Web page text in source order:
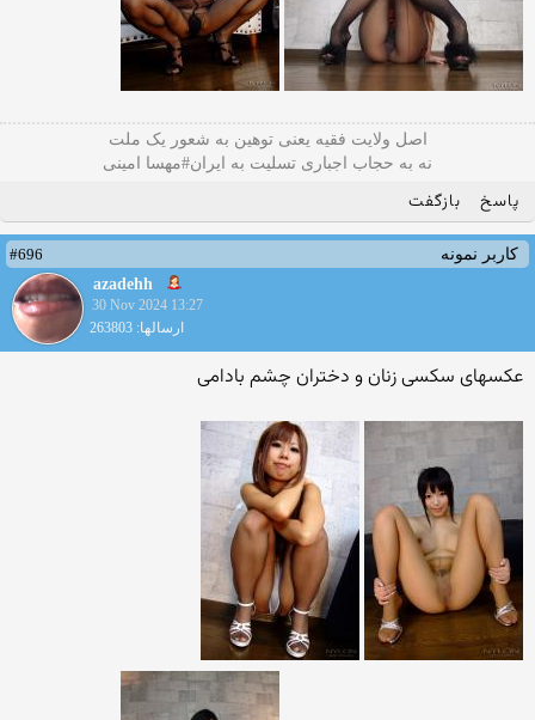
اصل ولایت فقیه یعنی‌ توهین به شعور یک ملت
نه به حجاب اجباری تسلیت به ایران#مهسا امینی
پاسخ بازگفت
کاربر نمونه
#696
azadehh
30 Nov 2024 13:27
ارسالها: 263803
عکسهای سکسی زنان و دختران چشم بادامی